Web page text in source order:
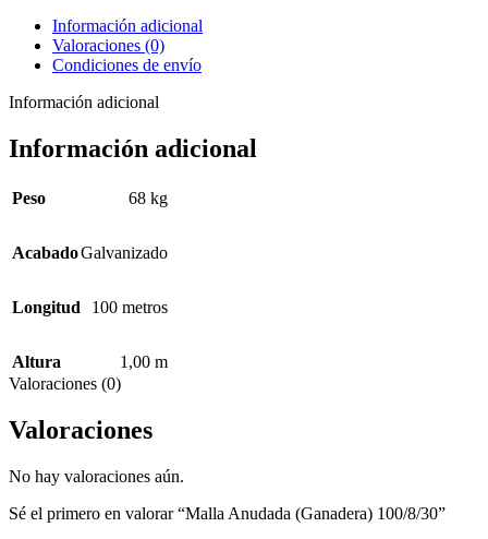
Información adicional
Valoraciones (0)
Condiciones de envío
Información adicional
Información adicional
Peso 68 kg
AcabadoGalvanizado
Longitud 100 metros
Altura
1,00 m
Valoraciones (0)
Valoraciones
No hay valoraciones aún.
Sé el primero en valorar “Malla Anudada (Ganadera) 100/8/30”